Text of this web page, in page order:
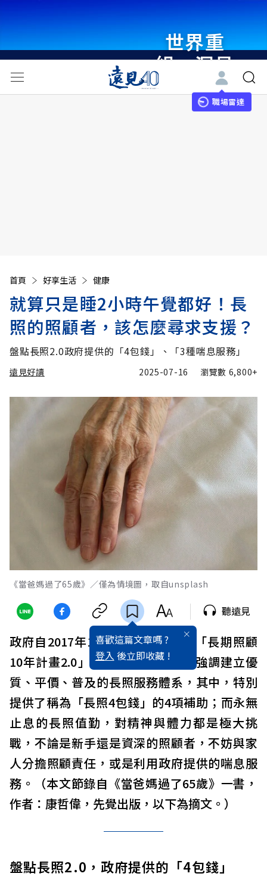
世界重
組・洞見
未來 與
世界領袖
職場雷達
首頁 好享生活 健康
就算只是睡2小時午覺都好！長
照的照顧者，該怎麼尋求支援？
盤點長照2.0政府提供的「4包錢」、「3種喘息服務」
遠見好讀 2025-07-16 瀏覽數 6,800+
《當爸媽過了65歲》／僅為情境圖，取自unsplash
喜歡這篇文章嗎 ?
登入 後立即收藏 !
聽遠見
政府自2017年1月起，開始推動的「長期照顧
10年計畫2.0」（簡稱長照2.0），強調建立優
質、平價、普及的長照服務體系，其中，特別
提供了稱為「長照4包錢」的4項補助；而永無
止息的長照值勤，對精神與體力都是極大挑
戰，不論是新手還是資深的照顧者，不妨與家
人分擔照顧責任，或是利用政府提供的喘息服
務。（本文節錄自《當爸媽過了65歲》一書，
作者：康哲偉，先覺出版，以下為摘文。）
盤點長照2.0，政府提供的「4包錢」